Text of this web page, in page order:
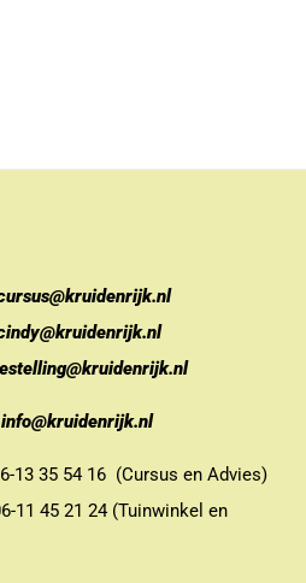
info@kruidenrijk.nl
35 54 16 (Cursus en Advies)
45 21 24 (Tuinwinkel en